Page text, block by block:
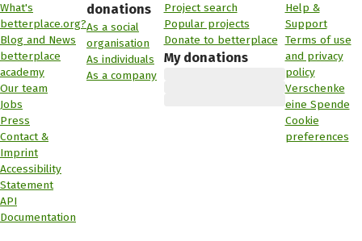
What's
betterplace.org?
Blog and News
betterplace
academy
Our team
Jobs
Press
Contact &
Imprint
Accessibility
Statement
API
Documentation
donations
As a social
organisation
As individuals
As a company
Project search
Popular projects
Donate to betterplace
My donations
Help &
Support
Terms of use
and privacy
policy
Verschenke
eine Spende
Cookie
preferences